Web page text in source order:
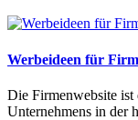
Werbeideen für
Die Firmenwebsite ist
Unternehmens in der